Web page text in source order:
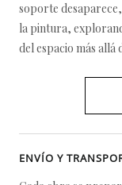
soporte
la pintura,
del espacio más allá
ENVÍO Y